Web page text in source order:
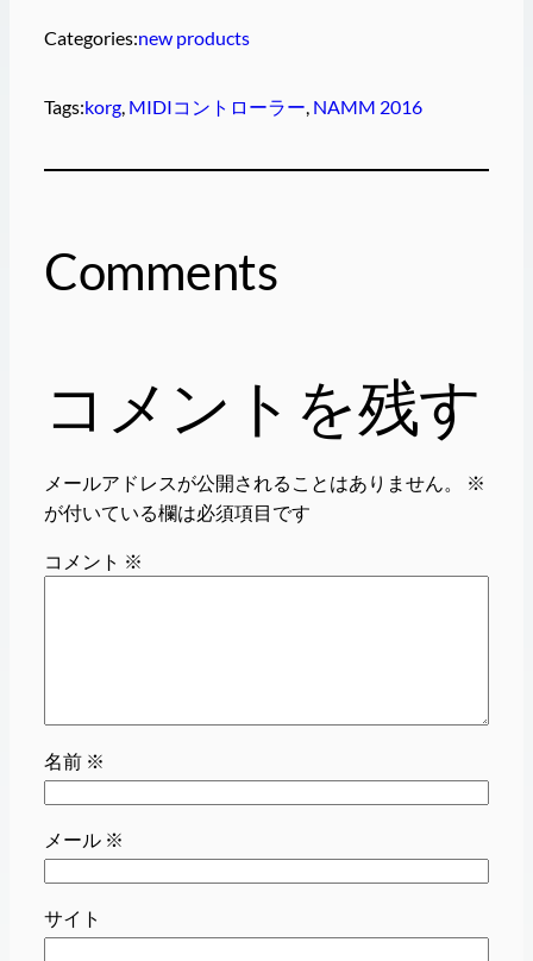
Categories:new products
Tags:korg, MIDIコントローラー, NAMM 2016
Comments
コメントを残す
メールアドレスが公開されることはありません。
※
が付いている欄は必須項目です
コメント ※
名前 ※
メール ※
サイト